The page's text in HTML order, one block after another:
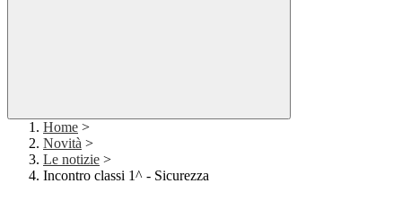
Home >
Novità >
Le notizie >
Incontro classi 1^ - Sicurezza